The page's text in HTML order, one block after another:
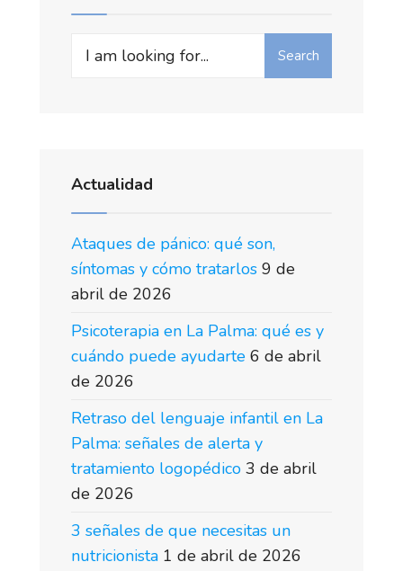
Search
Actualidad
Ataques de pánico: qué son,
síntomas y cómo tratarlos 9 de
abril de 2026
Psicoterapia en La Palma: qué es y
cuándo puede ayudarte 6 de abril
de 2026
Retraso del lenguaje infantil en La
Palma: señales de alerta y
tratamiento logopédico 3 de abril
de 2026
3 señales de que necesitas un
nutricionista 1 de abril de 2026